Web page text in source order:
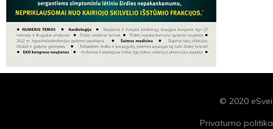
© 2020
Privatumo politika